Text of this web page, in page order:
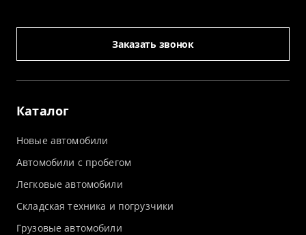
Каталог
Новые автомобили
Автомобили с пробегом
Легковые автомобили
Складская техника и погрузчики
Грузовые автомобили
Заказать звонок